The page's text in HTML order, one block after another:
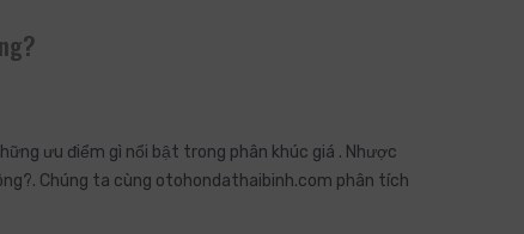
ưu điểm gì nổi bật trong phân khúc giá . Nhược
Chúng ta cùng otohondathaibinh.com phân tích